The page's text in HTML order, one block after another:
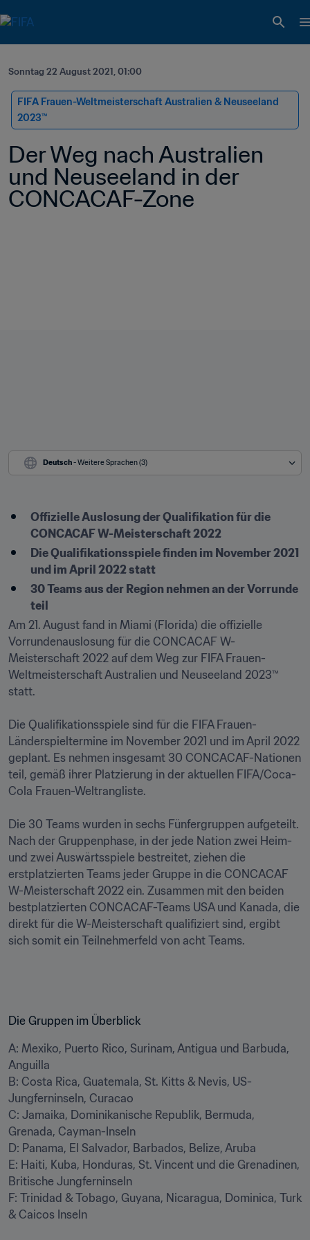
Sonntag 22 August 2021, 01:00
FIFA Frauen-Weltmeisterschaft Australien & Neuseeland
2023™
Der Weg nach Australien
und Neuseeland in der
CONCACAF-Zone
Deutsch - Weitere Sprachen (3)
Offizielle Auslosung der Qualifikation für die
CONCACAF W-Meisterschaft 2022
Die Qualifikationsspiele finden im November 2021
und im April 2022 statt
30 Teams aus der Region nehmen an der Vorrunde
teil
Am 21. August fand in Miami (Florida) die offizielle
Vorrundenauslosung für die CONCACAF W-
Meisterschaft 2022 auf dem Weg zur FIFA Frauen-
Weltmeisterschaft Australien und Neuseeland 2023™
statt.
Die Qualifikationsspiele sind für die FIFA Frauen-
Länderspieltermine im November 2021 und im April 2022
geplant. Es nehmen insgesamt 30 CONCACAF-Nationen
teil, gemäß ihrer Platzierung in der aktuellen FIFA/Coca-
Cola Frauen-Weltrangliste.
Die 30 Teams wurden in sechs Fünfergruppen aufgeteilt.
Nach der Gruppenphase, in der jede Nation zwei Heim-
und zwei Auswärtsspiele bestreitet, ziehen die
erstplatzierten Teams jeder Gruppe in die CONCACAF
W-Meisterschaft 2022 ein. Zusammen mit den beiden
bestplatzierten CONCACAF-Teams USA und Kanada, die
direkt für die W-Meisterschaft qualifiziert sind, ergibt
sich somit ein Teilnehmerfeld von acht Teams.
Die Gruppen im Überblick
A: Mexiko, Puerto Rico, Surinam, Antigua und Barbuda,
Anguilla
B: Costa Rica, Guatemala, St. Kitts & Nevis, US-
Jungferninseln, Curacao
C: Jamaika, Dominikanische Republik, Bermuda,
Grenada, Cayman-Inseln
D: Panama, El Salvador, Barbados, Belize, Aruba
E: Haiti, Kuba, Honduras, St. Vincent und die Grenadinen,
Britische Jungferninseln
F: Trinidad & Tobago, Guyana, Nicaragua, Dominica, Turk
& Caicos Inseln